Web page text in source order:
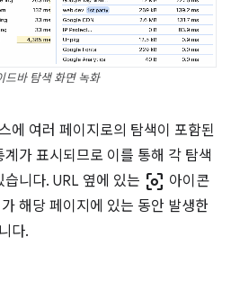
드바 탐색 화면 녹화
에 여러 페이지로의 탐색이 포함된
가 표시되므로 이를 통해 각 탐색
니다. URL 옆에 있는 center_focus_weak 아이콘
해당 페이지에 있는 동안 발생한
다.